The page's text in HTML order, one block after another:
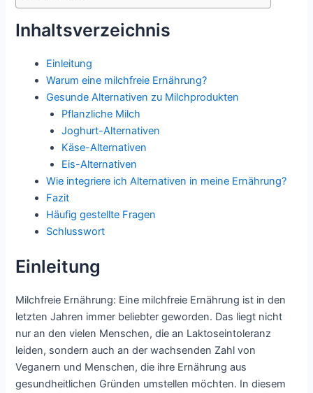
Inhaltsverzeichnis
Einleitung
Warum eine milchfreie Ernährung?
Gesunde Alternativen zu Milchprodukten
Pflanzliche Milch
Joghurt-Alternativen
Käse-Alternativen
Eis-Alternativen
Wie integriere ich Alternativen in meine Ernährung?
Fazit
Häufig gestellte Fragen
Schlusswort
Einleitung
Milchfreie Ernährung: Eine milchfreie Ernährung ist in den
letzten Jahren immer beliebter geworden. Das liegt nicht
nur an den vielen Menschen, die an Laktoseintoleranz
leiden, sondern auch an der wachsenden Zahl von
Veganern und Menschen, die ihre Ernährung aus
gesundheitlichen Gründen umstellen möchten. In diesem